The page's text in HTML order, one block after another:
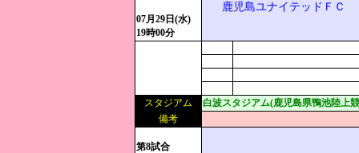
07月29日(水)
19時00分
鹿児島ユナイテッドＦＣ
スタジアム
白波スタジアム(鹿児島県鴨池陸上
備考
第8試合